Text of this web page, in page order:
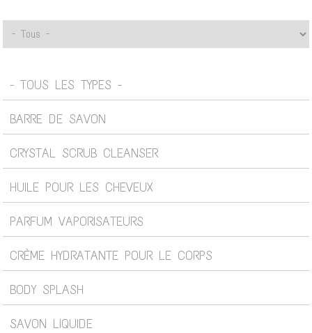
- TOUS LES TYPES -
BARRE DE SAVON
CRYSTAL SCRUB CLEANSER
HUILE POUR LES CHEVEUX
PARFUM VAPORISATEURS
CRÈME HYDRATANTE POUR LE CORPS
BODY SPLASH
SAVON LIQUIDE